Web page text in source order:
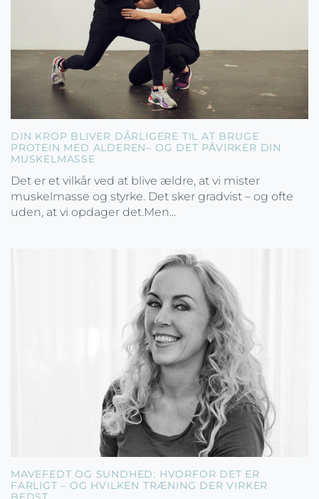
DIN KROP BLIVER DÅRLIGERE TIL AT BRUGE
PROTEIN MED ALDEREN– OG DET PÅVIRKER DIN
MUSKELMASSE
Det er et vilkår ved at blive ældre, at vi mister
muskelmasse og styrke. Det sker gradvist – og ofte
uden, at vi opdager det.Men...
MAVEFEDT OG SUNDHED: HVORFOR DET ER
FARLIGT – OG HVILKEN TRÆNING DER VIRKER